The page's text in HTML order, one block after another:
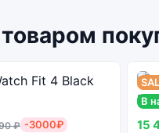
₽ -3000₽
В
15